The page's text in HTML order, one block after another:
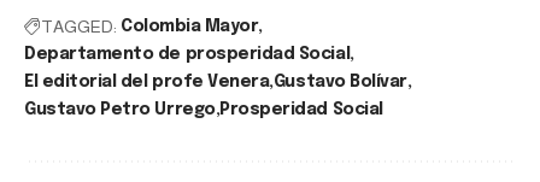
TAGGED: Colombia Mayor
Departamento de prosperidad Social
El editorial del profe Venera Gustavo Bolívar
Gustavo Petro Urrego Prosperidad Social